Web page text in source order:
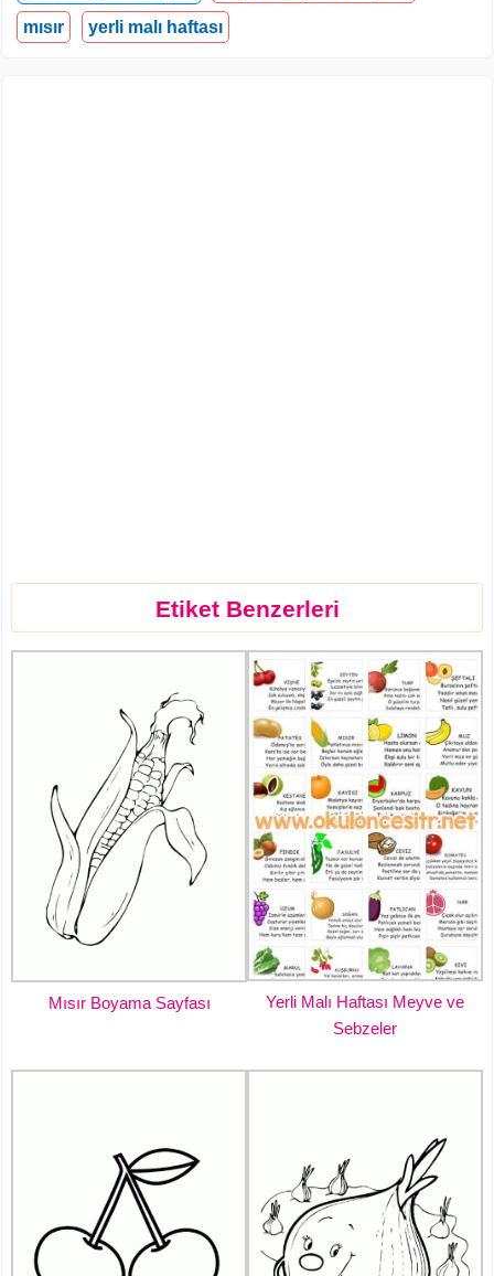
mısır yerli malı haftası
Etiket Benzerleri
Mısır Boyama Sayfası
Yerli Malı Haftası Meyve ve
Sebzeler